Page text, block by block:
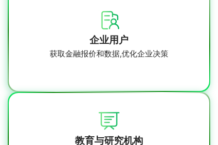
企业用户
获取金融报价和数据,优化企业决策
教育与研究机构